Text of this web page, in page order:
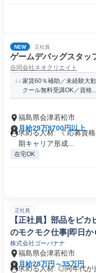
NEW 正社員
ゲームデバッグスタッ
合同会社ネオクリエイト
家賃60％補助／未経験大
クール無料受講OK／資格...
福島県会津若松市
月給29万9700円以上
求める人材: 《 応募資
期キャリア形成...
在宅OK
正社員
【正社員】部品をピ
のモクモク仕事|即日
株式会社ゴーバナナ
福島県会津若松市
月給28万円～35万円
求める人材: ◎同年代が